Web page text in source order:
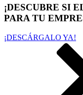
¡DESCUBRE SI
PARA TU
¡DESCÁRGALO YA!